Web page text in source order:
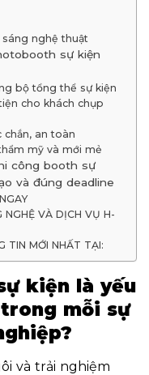
nghệ thuật
sự kiện
bộ tổng thể sự kiện
cho khách chụp
chắn, an toàn
mỹ và mới mẻ
công booth sự
và đúng deadline
NGHỆ VÀ DỊCH VỤ H-
TIN MỚI NHẤT TẠI:
kiện là yếu
mỗi sự
và trải nghiệm